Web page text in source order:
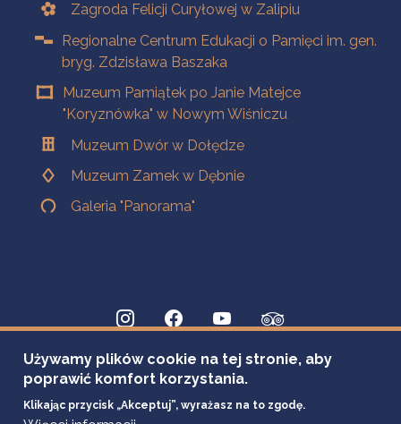
Zagroda Felicji Curyłowej w Zalipiu
Regionalne Centrum Edukacji o Pamięci im. gen.
bryg. Zdzisława Baszaka
Muzeum Pamiątek po Janie Matejce
"Koryznówka" w Nowym Wiśniczu
Muzeum Dwór w Dołędze
Muzeum Zamek w Dębnie
Galeria "Panorama"
Używamy plików cookie na tej stronie, aby
poprawić komfort korzystania.
Klikając przycisk „Akceptuj”, wyrażasz na to zgodę.